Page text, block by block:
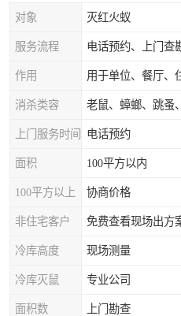
对象 灭红火蚁
服务流程 电话预约、上门查
作用 用于单位、餐厅、
消杀类容 老鼠、蟑螂、跳蚤
上门服务时间 电话预约
面积 100平方以内
100平方以上 协商价格
非住宅客户 免费查看现场出方
冷库高度 现场测量
冷库灭鼠 专业公司
面积数 上门勘查